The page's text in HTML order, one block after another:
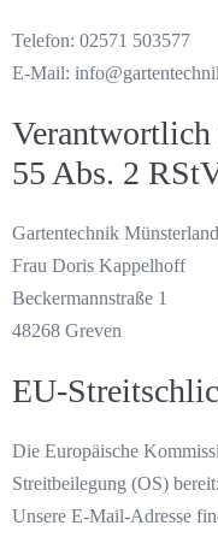
Telefon: 02571 503577
E-Mail:
Verantwortlich
55 Abs. 2
Gartentechnik
Frau Doris Kappelhoff
Beckermannstraße 1
48268 Greven
EU-
Die Europäische
Streitbeilegung (OS) bereit:
Unsere E-Mail-Adresse